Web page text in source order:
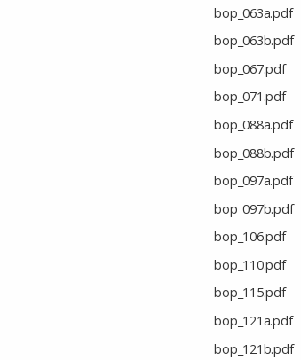
bop_063a.pdf
bop_063b.pdf
bop_067.pdf
bop_071.pdf
bop_088a.pdf
bop_088b.pdf
bop_097a.pdf
bop_097b.pdf
bop_106.pdf
bop_110.pdf
bop_115.pdf
bop_121a.pdf
bop_121b.pdf